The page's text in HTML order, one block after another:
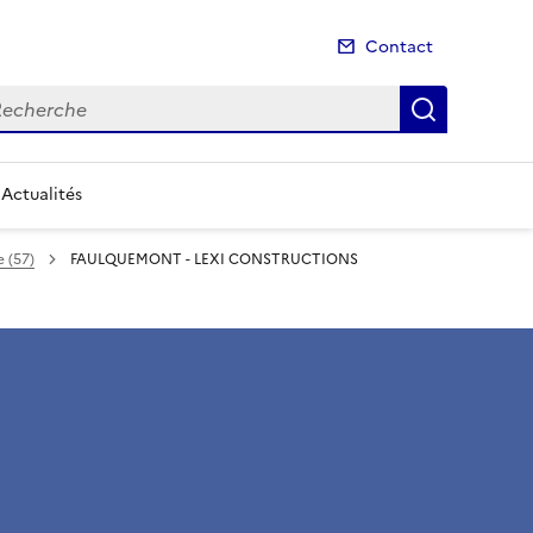
Contact
Actualités
(57) FAULQUEMONT - LEXI CONSTRUCTIONS